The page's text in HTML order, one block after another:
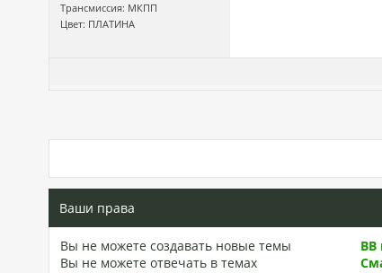
Трансмиссия: МКПП
Цвет: ПЛАТИНА
Ваши права
Вы не можете создавать новые темы
Вы не можете отвечать в темах